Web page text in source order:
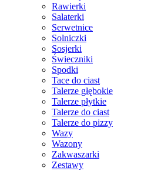
Rawierki
Salaterki
Serwetnice
Solniczki
Sosjerki
Świeczniki
Spodki
Tace do ciast
Talerze głębokie
Talerze płytkie
Talerze do ciast
Talerze do pizzy
Wazy
Wazony
Zakwaszarki
Zestawy